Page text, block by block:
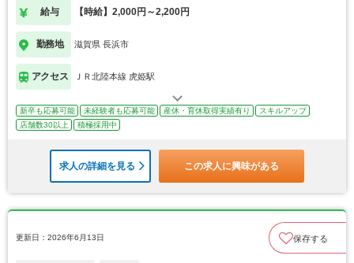
給与 【時給】2,000円～2,200円
勤務地 滋賀県 長浜市
アクセス ＪＲ北陸本線 虎姫駅
新卒も応募可能 未経験者も応募可能 産休・育休取得実績有り
スキルアップ
店舗数30以上
積極採用中
求人の詳細を見る この求人に興味がある
更新日：2026年6月13日 保存する